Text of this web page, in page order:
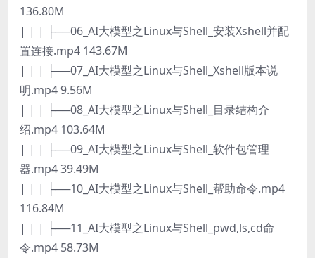
136.80M
| | | ├──06_AI大模型之Linux与Shell_安装Xshell并配
置连接.mp4 143.67M
| | | ├──07_AI大模型之Linux与Shell_Xshell版本说
明.mp4 9.56M
| | | ├──08_AI大模型之Linux与Shell_目录结构介
绍.mp4 103.64M
| | | ├──09_AI大模型之Linux与Shell_软件包管理
器.mp4 39.49M
| | | ├──10_AI大模型之Linux与Shell_帮助命令.mp4
116.84M
| | | ├──11_AI大模型之Linux与Shell_pwd,ls,cd命
令.mp4 58.73M